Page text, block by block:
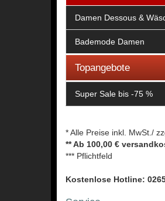
Damen Dessous &
Bademode Damen
Topangebote
Super Sale bis -75 %
* Alle Preise inkl. MwSt./
** Ab 100,00 €
*** Pflichtfeld
Kostenlose Hotline: